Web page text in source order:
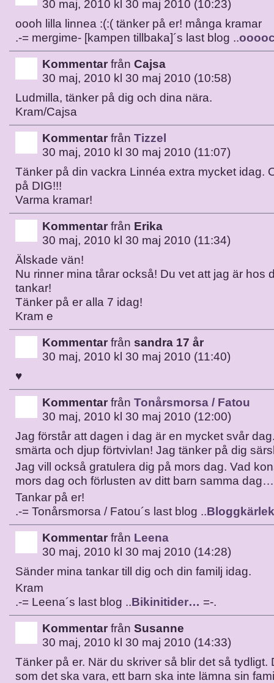
30 maj, 2010 kl 30 maj 2010 (10:23)
oooh lilla linnea :(:( tänker på er! många kramar
.-= mergime- [kampen tillbaka]´s last blog ..
Kommentar från Cajsa
30 maj, 2010 kl 30 maj 2010 (10:58)
Ludmilla, tänker på dig och dina nära.
Kram/Cajsa
Kommentar från Tizzel
30 maj, 2010 kl 30 maj 2010 (11:07)
Tänker på din vackra Linnéa extra mycket idag.
på DIG!!!
Varma kramar!
Kommentar från Erika
30 maj, 2010 kl 30 maj 2010 (11:34)
Älskade vän!
Nu rinner mina tårar också! Du vet att jag är hos
tankar!
Tänker på er alla 7 idag!
Kram e
Kommentar från sandra 17 år
30 maj, 2010 kl 30 maj 2010 (11:40)
♥
Kommentar från Tonårsmorsa / Fatou
30 maj, 2010 kl 30 maj 2010 (12:00)
Jag förstår att dagen i dag är en mycket svår
smärta och djup förtvivlan! Jag tänker på dig
Jag vill också gratulera dig på mors dag. Vad
mors dag och förlusten av ditt barn samma
Tankar på er!
.-= Tonårsmorsa / Fatou´s last blog ..
Kommentar från Leena
30 maj, 2010 kl 30 maj 2010 (14:28)
Sänder mina tankar till dig och din familj idag.
Kram
.-= Leena´s last blog ..Bikinitider… =-.
Kommentar från Susanne
30 maj, 2010 kl 30 maj 2010 (14:33)
Tänker på er. När du skriver så blir det så tydligt.
som det ska vara, ett barn ska inte lämna sin